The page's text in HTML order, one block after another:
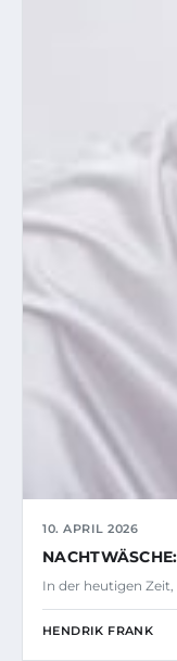
10. APRIL 2026
In der heutigen
HENDRIK FRANK